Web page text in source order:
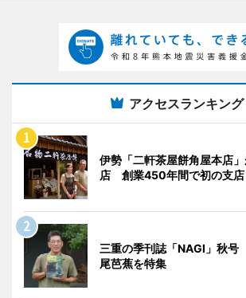
アクセスランキング
伊勢「二軒茶屋餅角屋本店
店 創業450年間で初の支店
三重の季刊誌「NAGI」秋
尾芭蕉を特集